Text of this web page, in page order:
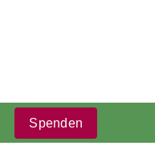
Spenden